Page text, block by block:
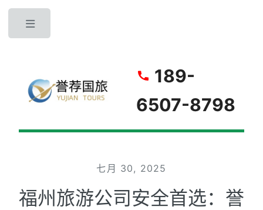
189-
6507-8798
七月 30, 2025
福州旅游公司安全首选：誉